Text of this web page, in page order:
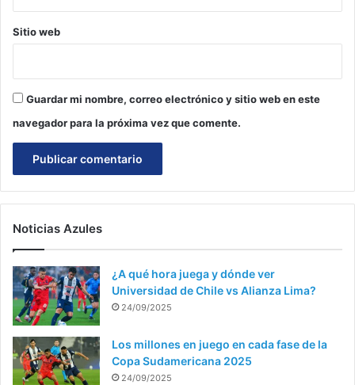
Sitio web
Guardar mi nombre, correo electrónico y sitio web en este
navegador para la próxima vez que comente.
Noticias Azules
¿A qué hora juega y dónde ver
Universidad de Chile vs Alianza Lima?
24/09/2025
Los millones en juego en cada fase de la
Copa Sudamericana 2025
24/09/2025